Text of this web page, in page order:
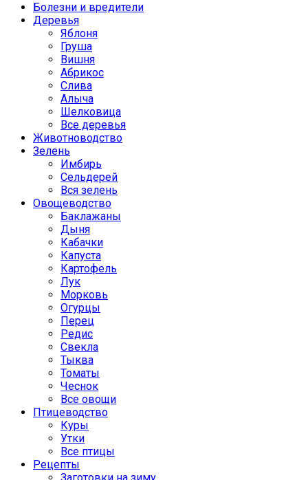
Болезни и вредители
Деревья
Яблоня
Груша
Вишня
Абрикос
Слива
Алыча
Шелковица
Все деревья
Животноводство
Зелень
Имбирь
Сельдерей
Вся зелень
Овощеводство
Баклажаны
Дыня
Кабачки
Капуста
Картофель
Лук
Морковь
Огурцы
Перец
Редис
Свекла
Тыква
Томаты
Чеснок
Все овощи
Птицеводство
Куры
Утки
Все птицы
Рецепты